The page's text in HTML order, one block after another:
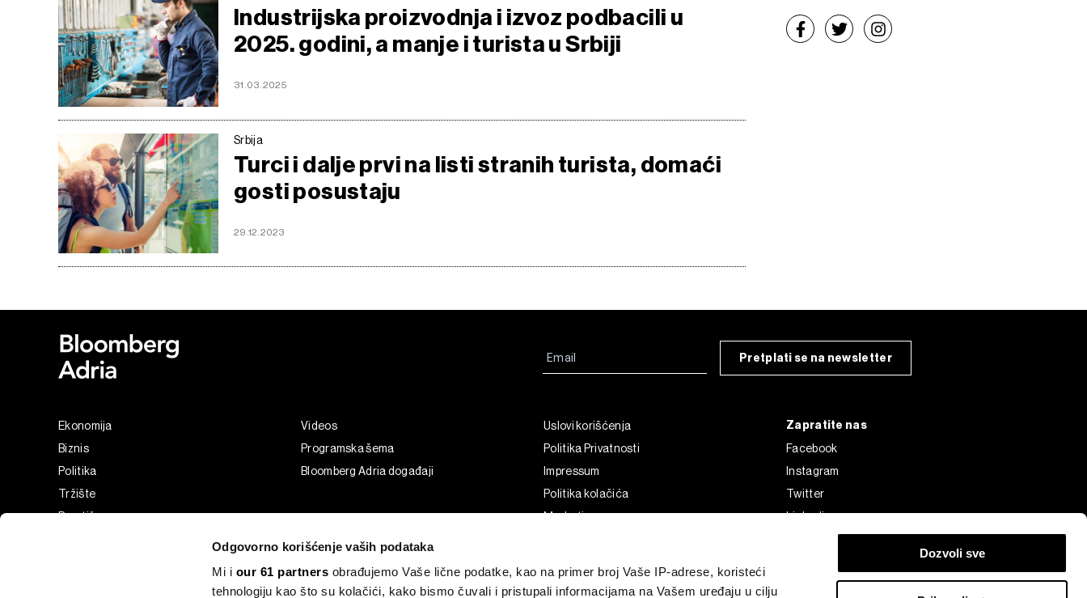
Odgovorno korišćenje vaših podataka
Mi i our 61 partners obrađujemo Vaše lične podatke, kao na primer broj Vaše IP-adrese, koristeći
tehnologiju kao što su kolačići, kako bismo čuvali i pristupali informacijama na Vašem uređaju u cilju
Dozvoli sve
Industrijska proizvodnja i izvoz podbacili u
2025. godini, a manje i turista u Srbiji
31.03.2025
Srbija
Turci i dalje prvi na listi stranih turista, domaći
gosti posustaju
29.12.2023
Pretplati se na newsletter
Ekonomija
Biznis
Politika
Tržište
Prestiž
Videos
Programska šema
Bloomberg Adria događaji
Uslovi korišćenja
Politika Privatnosti
Impressum
Politika kolačića
Marketing
Zapratite nas
Facebook
Instagram
Twitter
Linkedin